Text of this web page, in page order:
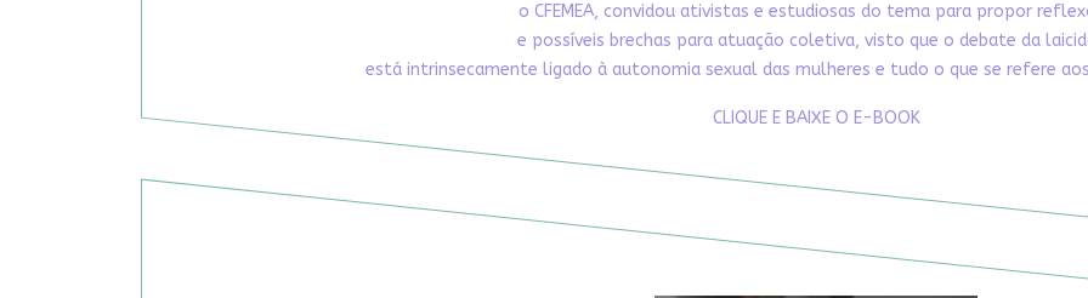
o CFEMEA, convidou ativistas e estudiosas do tema para propor
e possíveis brechas para atuação coletiva, visto que o debate da
está intrinsecamente ligado à autonomia sexual das mulheres e tudo o que se refere
CLIQUE E BAIXE O E-BOOK